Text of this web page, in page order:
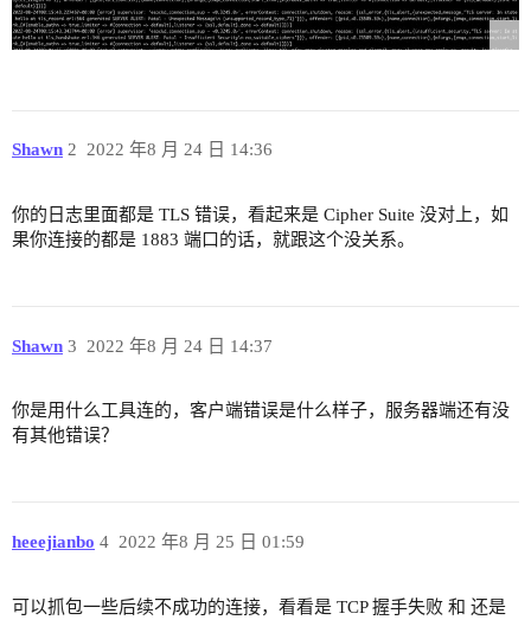
  max_connections = 512000
  ssl_options {
}
listeners.ws.default {
  bind = "0.0.0.0:8083"
listeners.wss.default {
  max_connections = 512000
  websocket.mqtt_path = "/mqtt"
    cacertfile = "etc/certs/cacert.pem"
Shawn 2022 年8 月 24 日 14:36
2
你的日志里面都是 TLS 错误，看起来是 Cipher Suite 没对上，如
果你连接的都是 1883 端口的话，就跟这个没关系。
Shawn 2022 年8 月 24 日 14:37
3
你是用什么工具连的，客户端错误是什么样子，服务器端还有没
有其他错误？
heeejianbo 2022 年8 月 25 日 01:59
4
可以抓包一些后续不成功的连接，看看是 TCP 握手失败 和 还是